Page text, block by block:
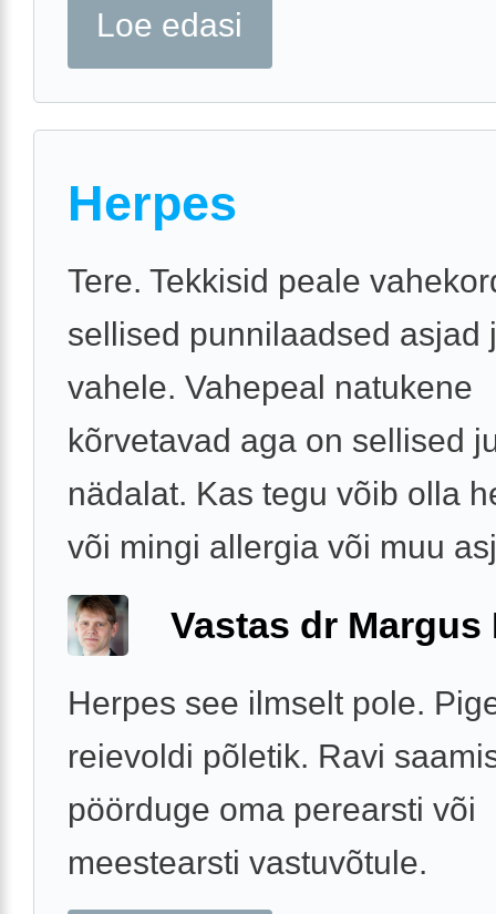
Loe edasi
Herpes
Tere. Tekkisid peale
sellised punnilaadsed asjad
vahele. Vahepeal natukene
kõrvetavad aga on sellised
nädalat. Kas tegu võib olla
või mingi allergia või muu
Vastas dr Margus
Herpes see ilmselt pole.
reievoldi põletik. Ravi
pöörduge oma perearsti või
meestearsti vastuvõtule.